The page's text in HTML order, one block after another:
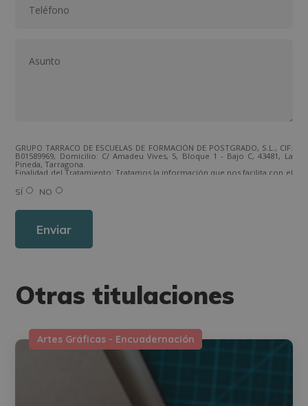
GRUPO TARRACO DE ESCUELAS DE FORMACIÓN DE POSTGRADO, S.L., CIF:
B01589969, Domicilio: C/ Amadeu Vives, 5, Bloque 1 - Bajo C, 43481, La
Pineda, Tarragona.
Finalidad del Tratamiento: Tratamos la información que nos facilita con el
los productos ofrecidos y otros tipo de productos que fueran de su
interés.
Derechos: Puede ejercitar sus derechos identificándose suficientemente,
Para más información consulte nuestra Política de Privacidad.
SÍ NO
Otras titulaciones
Artes Gráficas - Encuadernación